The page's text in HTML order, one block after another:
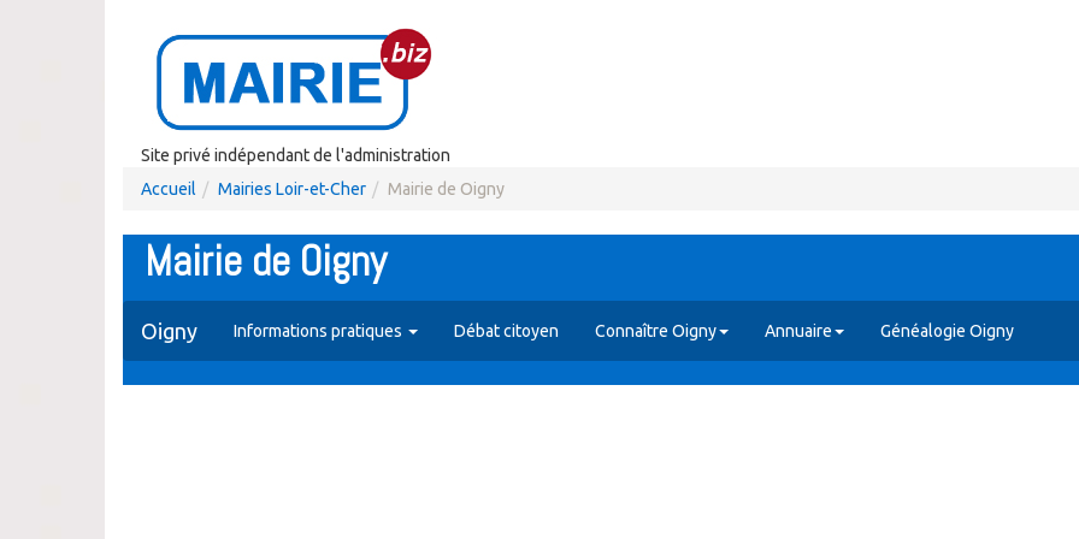
Site privé indépendant de l'administration
Accueil
Mairies Loir-et-Cher Mairie de Oigny
Mairie de Oigny
Oigny Informations pratiques Débat citoyen Connaître Oigny Annuaire Généalogie Oigny